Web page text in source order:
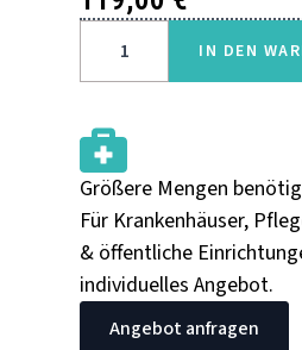
REISSER
SITZ
WEISS, M
IT A
BSENKAUTOMATIK U
ND T
AKEOFF M
ENGE
IN DEN
Größere Mengen
Für Krankenhäuser,
& öffentliche
individuelles Angebot.
Angebot anfragen